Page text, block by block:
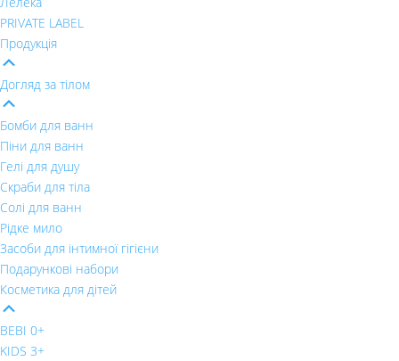
PRIVATE LABEL
Продукція
Догляд за тілом
Бомби для ванн
Піни для ванн
Гелі для душу
Скраби для тіла
Солі для ванн
Рідке мило
Засоби для інтимної гігієни
Подарункові набори
Косметика для дітей
BEBI 0+
KIDS 3+